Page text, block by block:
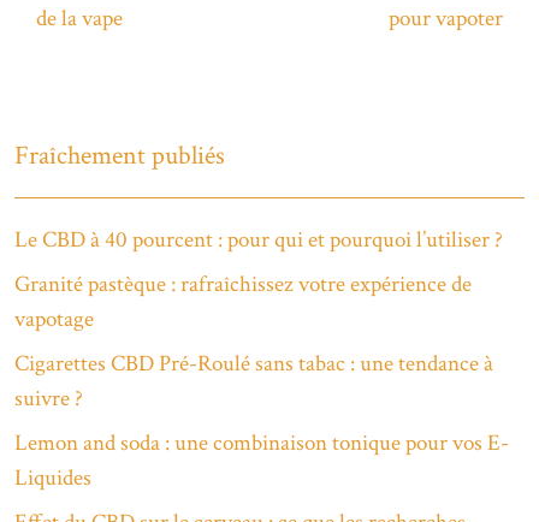
de la vape
pour vapoter
Fraîchement publiés
Le CBD à 40 pourcent : pour qui et pourquoi l’utiliser ?
Granité pastèque : rafraîchissez votre expérience de
vapotage
Cigarettes CBD Pré-Roulé sans tabac : une tendance à
suivre ?
Lemon and soda : une combinaison tonique pour vos E-
Liquides